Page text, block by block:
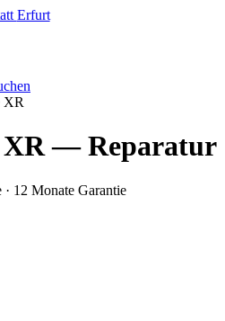
Erfurt
XR
—Reparatur
· 12 Monate Garantie